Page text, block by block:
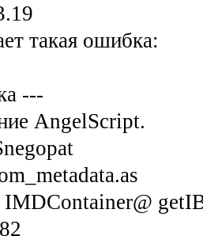
такая ошибка:
---
AngelScript.
IMDContainer@